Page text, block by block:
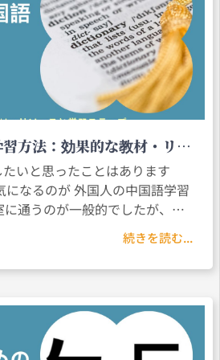
方法：効果的な教材・リソ
いと思ったことはあります
になるのが 外国人の中国語学習
に通うのが一般的でしたが、今
語学習サイト や 外国人向け中国
台湾や中国での没入型コース、
ど
続きを読む...